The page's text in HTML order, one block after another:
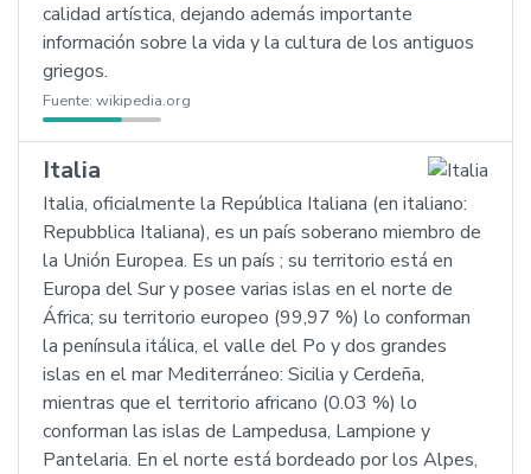
calidad artística, dejando además importante
información sobre la vida y la cultura de los antiguos
griegos.
Fuente: wikipedia.org
Italia
Italia, oficialmente la República Italiana (en italiano:
Repubblica Italiana), es un país soberano miembro de
la Unión Europea. Es un país ; su territorio está en
Europa del Sur y posee varias islas en el norte de
África; su territorio europeo (99,97 %) lo conforman
la península itálica, el valle del Po y dos grandes
islas en el mar Mediterráneo: Sicilia y Cerdeña,
mientras que el territorio africano (0.03 %) lo
conforman las islas de Lampedusa, Lampione y
Pantelaria. En el norte está bordeado por los Alpes,